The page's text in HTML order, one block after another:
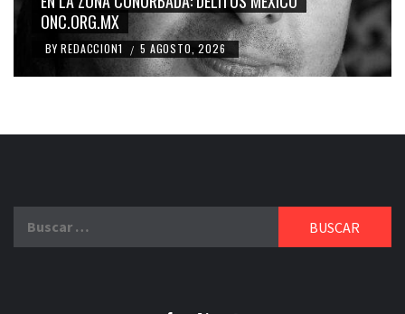
RIDICULIZACIÓN DE LA REPRESENTACIÓN
BY REDACCION1 4 AGOSTO, 2026